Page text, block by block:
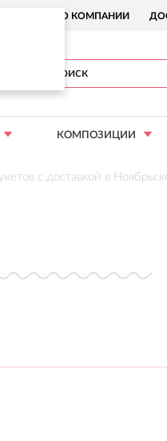
О КОМПАНИИ
КОМПОЗИЦИИ
с доставкой в